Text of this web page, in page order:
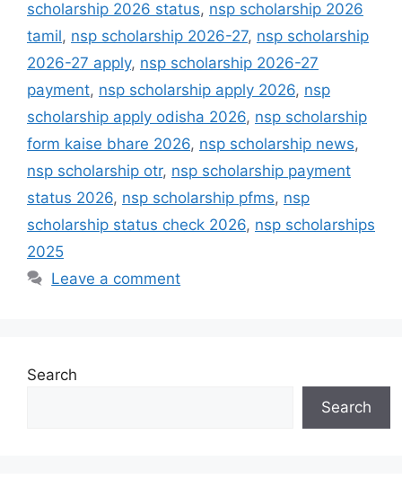
scholarship 2026 status, nsp scholarship 2026
tamil, nsp scholarship 2026-27, nsp scholarship
2026-27 apply, nsp scholarship 2026-27
payment, nsp scholarship apply 2026, nsp
scholarship apply odisha 2026, nsp scholarship
form kaise bhare 2026, nsp scholarship news,
nsp scholarship otr, nsp scholarship payment
status 2026, nsp scholarship pfms, nsp
scholarship status check 2026, nsp scholarships
2025
Leave a comment
Search
Search